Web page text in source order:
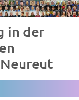
in der